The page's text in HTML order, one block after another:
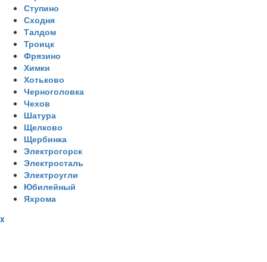
Ступино
Сходня
Талдом
Троицк
Фрязино
Химки
Хотьково
Черноголовка
Чехов
Шатура
Щелково
Щербинка
Электрогорск
Электросталь
Электроугли
Юбилейный
Яхрома
x